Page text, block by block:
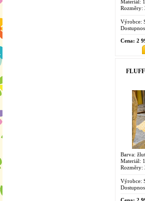
Materiál:
Rozměry:
Výrobce:
Cena: 2
Barva:
Materiál:
Rozměry:
Výrobce: